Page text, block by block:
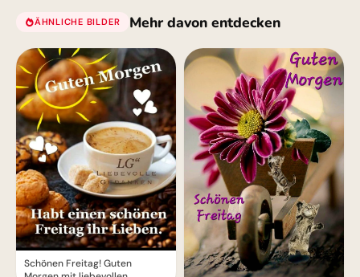
ÄHNLICHE BILDER Mehr davon entdecken
Schönen Freitag! Guten